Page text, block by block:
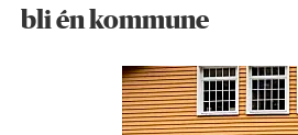
bli én kommune